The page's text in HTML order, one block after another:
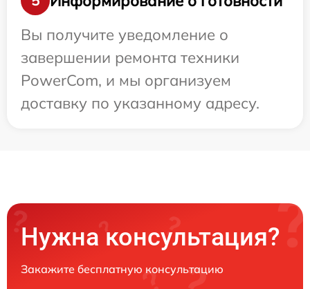
Вы получите уведомление о
завершении ремонта техники
PowerCom, и мы организуем
доставку по указанному адресу.
Нужна консультация?
Закажите бесплатную консультацию